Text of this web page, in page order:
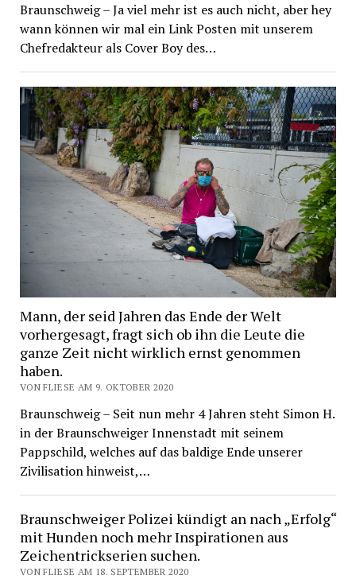
Braunschweig – Ja viel mehr ist es auch nicht, aber hey
wann können wir mal ein Link Posten mit unserem
Chefredakteur als Cover Boy des…
Mann, der seid Jahren das Ende der Welt
vorhergesagt, fragt sich ob ihn die Leute die
ganze Zeit nicht wirklich ernst genommen
haben.
VON FLIESE AM 9. OKTOBER 2020
Braunschweig – Seit nun mehr 4 Jahren steht Simon H.
in der Braunschweiger Innenstadt mit seinem
Pappschild, welches auf das baldige Ende unserer
Zivilisation hinweist,…
Braunschweiger Polizei kündigt an nach „Erfolg“
mit Hunden noch mehr Inspirationen aus
Zeichentrickserien suchen.
VON FLIESE AM 18. SEPTEMBER 2020